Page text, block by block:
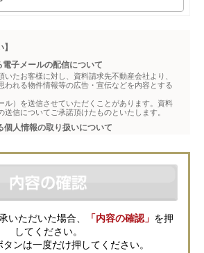
子メールの配信について
いたお客様に対し、資料請求先不動産会社より、
われる物件情報等の広告・宣伝などを内容とする
ル）を送信させていただくことがあります。資料
送信についてご承諾頂けたものといたします。
人情報の取り扱いについて
記入・登録された個人情報は、ダイレクトメール
ールの送信・電話連絡などの目的で資料請求先不
ます。資料請求先不動産会社が保管する個人情報
不動産会社に直接お問合せください。
ャーセブンでは本サービスを円滑に運用するため
サービスご利用の控えとして一定期間保管いたし
明瞭で資料をお送りできない場合、その他当社が
するために必要な範囲において、直接メジャーセ
させていただくことがありますので、あらかじめ
報の取扱い方針についてはこちらをご覧くださ
いただいた場合、 「内容の確認」 を押
してください。
ンは一度だけ押してください。